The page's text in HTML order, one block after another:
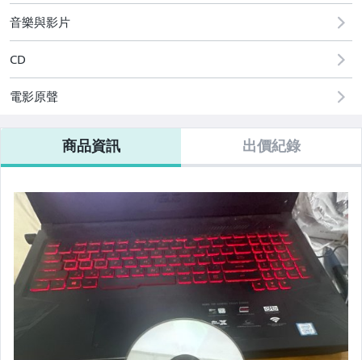
音樂與影片
CD
電影原聲
商品資訊 出價紀錄